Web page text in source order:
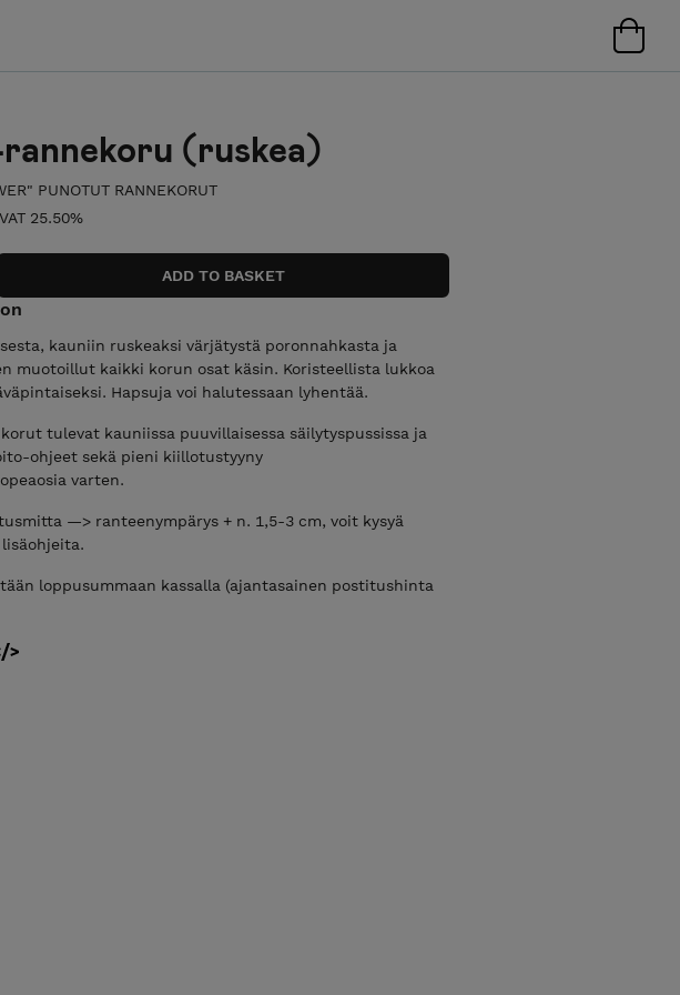
rannekoru (ruskea)
PUNOTUT RANNEKORUT
25.50%
kauniin ruskeaksi värjätystä poronnahkasta ja
muotoillut kaikki korun osat käsin. Koristeellista lukkoa
Hapsuja voi halutessaan lyhentää.
tulevat kauniissa puuvillaisessa säilytyspussissa ja
ohjeet sekä pieni kiillotustyyny
varten.
—> ranteenympärys + n. 1,5-3 cm, voit kysyä
loppusummaan kassalla (ajantasainen postitushinta